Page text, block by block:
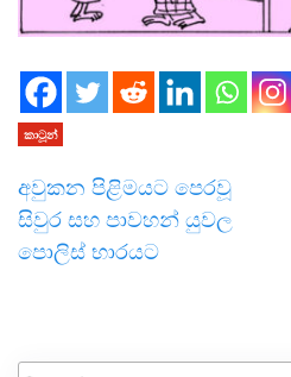
කාටූන්
අවුකන පිළිමයට පෙරවූ
සිවුර සහ පාවහන් යුවල
පොලිස් භාරයට